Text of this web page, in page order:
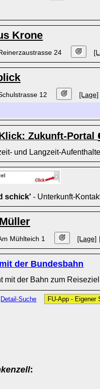
Krone
24
12 [Lage]
Zukunft-Portal
und Langzeit-
schick' - Unterkunft-
Mühlteich 1 [Lage]
der Bundesbahn
mit der Bahn zum Reiseziel
Detail-Suche FU-App - Eigener
: